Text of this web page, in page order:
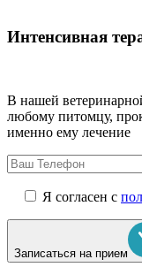
Интенсивная
В нашей
любому питомцу,
именно ему лечение
Я согласен с
Записаться на прием